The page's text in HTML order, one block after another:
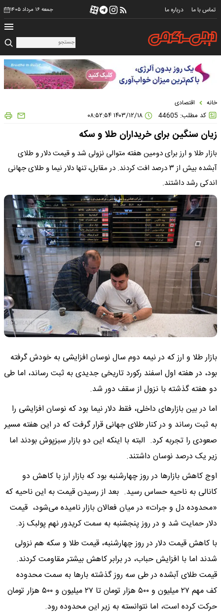
تماس با ما درباره ما جمعه ۱۶ مرداد ۱۴۰۵
خانه اقتصادی
کد مطلب: 44605
زیان سنگین برای خریداران طلا و سکه
بازار طلا و ارز برای دومین هفته متوالی نزولی شد و قیمت دلار و طلای
آبشده بیش از ۳ درصد افت کردند. در مقابل، تنها دلار نیما و طلای جهانی
اندکی رشد داشتند.
بازار طلا و ارز که در نیمه دوم سال نوسان افزایشی به خودش گرفته
بود، در هفته اول اسفند رکورد تاریخی جدیدی به ثبت رساند، اما طی
دو هفته گذشته با نزول از سقف دور شد.
اما در بین بازارهای داخلی، فقط دلار نیما بود که نوسان افزایشی را
به ثبت رساند و در کنار طلای جهانی قرار گرفت که در این هفته مسیر
صعودی را تجربه کرد. البته با اینکه این دو بازار سبزپوش بودند اما
زیر یک درصد نوسان داشتند.
اوج کاهش بازارها در روز چهارشنبه بود که بازار ارز با کاهش دو
کانالی به ناحیه حساس رسید. بعد از رسیدن قیمت به این ناحیه که
«محدوده دل و جرات» در میان فعالان بازار نامیده می‌شود، ‌قیمت
دلار حمایت شد و در روز پنجشنبه به سمت کریدور نهم پولبک زد.
با کاهش قیمت دلار در روز چهارشنبه، قیمت طلا و سکه هم نزولی
شدند اما با افزایش حباب، در برابر کاهش بیشتر مقاومت کردند.
قیمت طلای آبشده در طی سه روز گذشته بارها به سمت محدوده
کف مهم ۲۷ میلیون و ۵۰۰ هزار تومان تا ۲۷ میلیون و ۵۰۰ هزار تومان
حرکت کرده است، اما نتوانسته به زیر این محدوده رود.